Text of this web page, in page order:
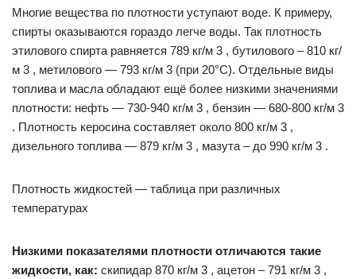
Многие вещества по плотности уступают воде. К примеру,
спирты оказываются гораздо легче воды. Так плотность
этилового спирта равняется 789 кг/м 3 , бутилового – 810 кг/
м 3 , метилового — 793 кг/м 3 (при 20°С). Отдельные виды
топлива и масла обладают ещё более низкими значениями
плотности: нефть — 730-940 кг/м 3 , бензин — 680-800 кг/м 3
. Плотность керосина составляет около 800 кг/м 3 ,
дизельного топлива — 879 кг/м 3 , мазута – до 990 кг/м 3 .
Плотность жидкостей — таблица при различных
температурах
Низкими показателями плотности отличаются такие
жидкости, как: скипидар 870 кг/м 3 , ацетон – 791 кг/м 3 ,